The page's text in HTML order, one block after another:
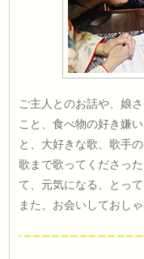
ご主人とのお話や、娘
こと、食べ物の好き嫌
と、大好きな歌、歌手
歌まで歌ってくださっ
て、元気になる、とっ
また、お会いしておし